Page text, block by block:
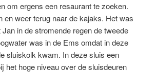
om ergens een resaurant te zoeken.
en weer terug naar de kajaks. Het was
in de stromende regen de tweede
was in de Ems omdat in deze
sluiskolk kwam. In deze sluis een
het hoge niveau over de sluisdeuren